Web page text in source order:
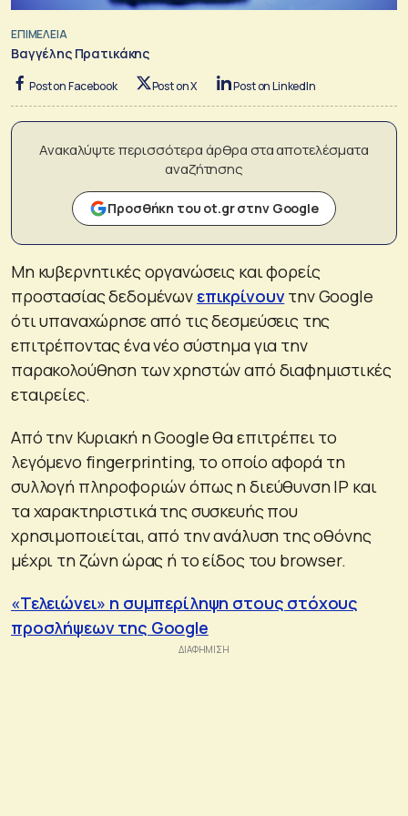
ΕΠΙΜΕΛΕΙΑ
Βαγγέλης Πρατικάκης
Post on Facebook Post on X Post on LinkedIn
Ανακαλύψτε περισσότερα άρθρα στα αποτελέσματα
αναζήτησης
Προσθήκη του ot.gr στην Google
Μη κυβερνητικές οργανώσεις και φορείς
προστασίας δεδομένων επικρίνουντην Google
ότι υπαναχώρησε από τις δεσμεύσεις της
επιτρέποντας ένα νέο σύστημα για την
παρακολούθηση των χρηστών από διαφημιστικές
εταιρείες.
Από την Κυριακή η Google θα επιτρέπει το
λεγόμενο fingerprinting, το οποίο αφορά τη
συλλογή πληροφοριών όπως η διεύθυνση IP και
τα χαρακτηριστικά της συσκευής που
χρησιμοποιείται, από την ανάλυση της οθόνης
μέχρι τη ζώνη ώρας ή το είδος του browser.
«Τελειώνει» η συμπερίληψη στους στόχους
προσλήψεων της Google